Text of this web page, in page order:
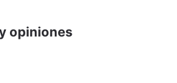
opiniones